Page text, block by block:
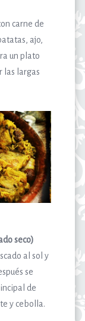
carne de
ajo,
un plato
las largas
seco)
al sol y
se
de
y cebolla.